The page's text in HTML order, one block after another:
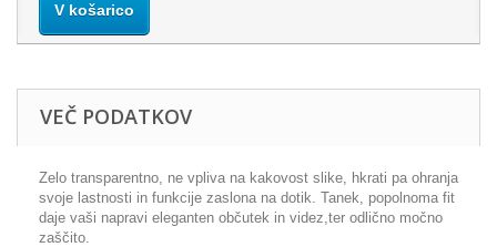
V košarico
VEČ PODATKOV
Zelo transparentno, ne vpliva na kakovost slike, hkrati pa ohranja
svoje lastnosti in funkcije zaslona na dotik. Tanek, popolnoma fit
daje vaši napravi eleganten občutek in videz,ter odlično močno
zaščito.